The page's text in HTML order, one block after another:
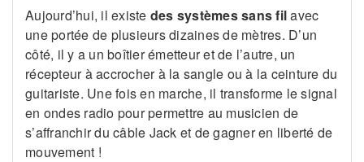
Aujourd’hui, il existe des systèmes sans filavec
une portée de plusieurs dizaines de mètres. D’un
côté, il y a un boîtier émetteur et de l’autre, un
récepteur à accrocher à la sangle ou à la ceinture du
guitariste. Une fois en marche, il transforme le signal
en ondes radio pour permettre au musicien de
s’affranchir du câble Jack et de gagner en liberté de
mouvement !